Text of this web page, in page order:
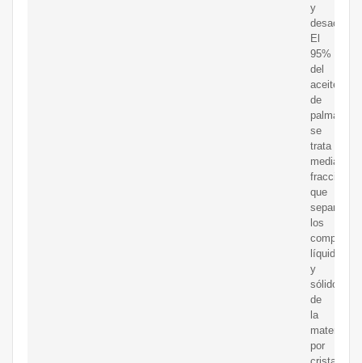
y
El
95%
del
aceite
de
palma
se
trata
mediante
que
separa
los
líquidos
y
sólidos
de
la
materia
por